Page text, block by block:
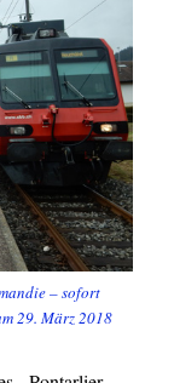
– sofort
29. März 2018